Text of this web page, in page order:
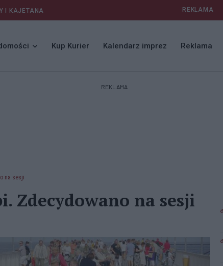
I KAJETANA REKLAMA
Kup Kurier Kalendarz imprez Reklama
REKLAMA
na sesji
Zdecydowano na sesji